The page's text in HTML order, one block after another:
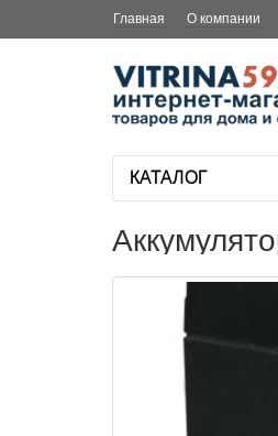
Главная О компании
КАТАЛОГ